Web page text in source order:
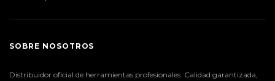
SOBRE NOSOTROS
Distribuidor oficial de herramientas profesionales. Calidad garantizada,